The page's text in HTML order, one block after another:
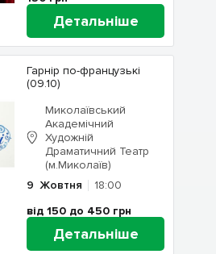
Детальніше
Гарнір по-французькі
(09.10)
Миколаївський
Академічний
Художній
Драматичний Театр
(м.Миколаїв)
9 Жовтня
18:00
від 150 до 450 грн
Детальніше